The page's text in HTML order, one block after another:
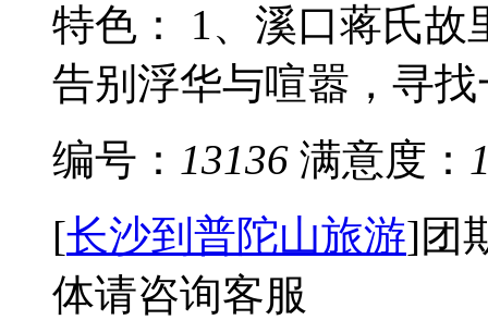
特色： 1、溪口蒋氏故
告别浮华与喧嚣，寻
编号： 13136 满意度：
[长沙到普陀山旅游]团
体请咨询客服